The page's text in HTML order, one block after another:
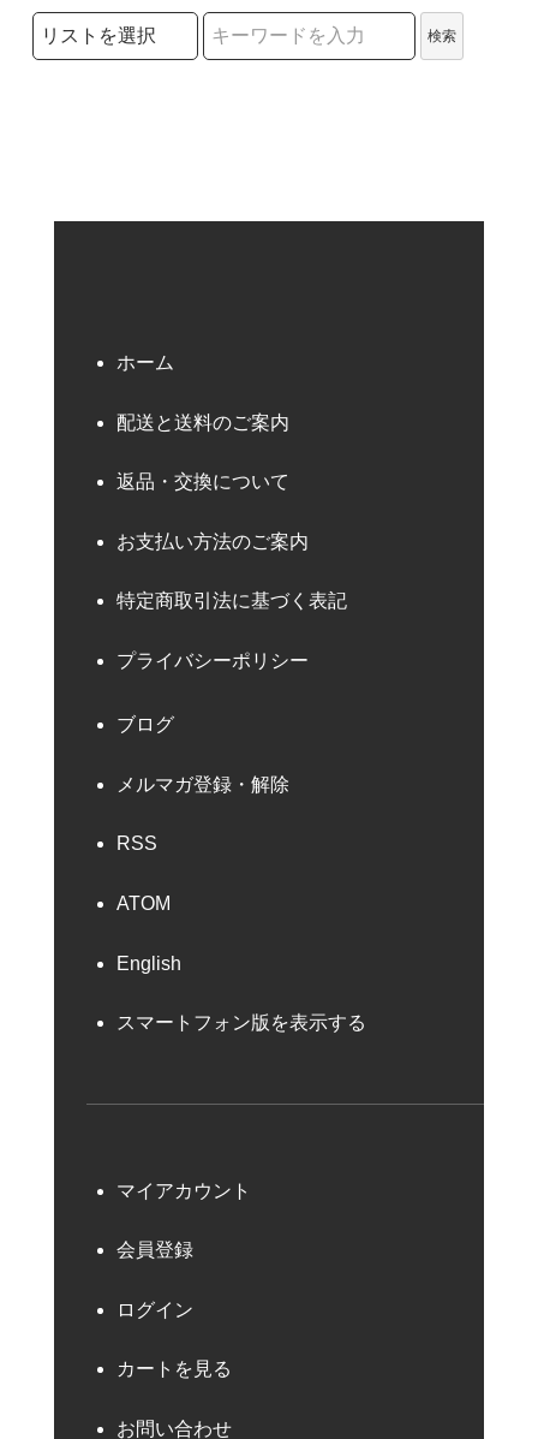
検索リストの選択
検索
ホーム
配送と送料のご案内
返品・交換について
お支払い方法のご案内
特定商取引法に基づく表記
プライバシーポリシー
ブログ
メルマガ登録・解除
RSS
ATOM
English
スマートフォン版を表示する
マイアカウント
会員登録
ログイン
カートを見る
お問い合わせ